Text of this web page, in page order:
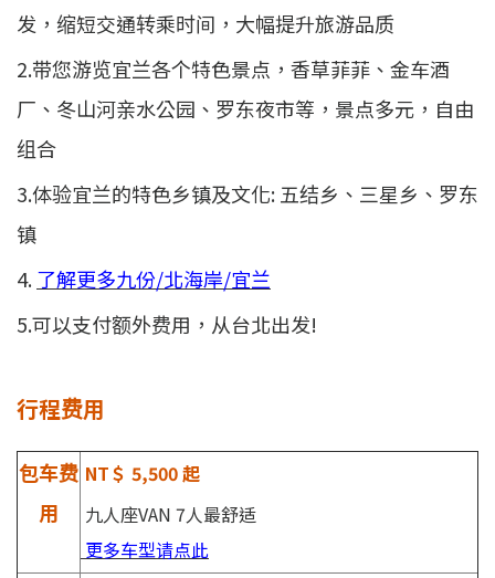
发，缩短交通转乘时间，大幅提升旅游品质
2.带您游览宜兰各个特色景点，香草菲菲、金车酒
厂、冬山河亲水公园、罗东夜市等，景点多元，自由
组合
3.体验宜兰的特色乡镇及文化: 五结乡、三星乡、罗东
镇
4.了解更多九份/北海岸/宜兰
5.可以支付额外费用，从台北出发!
行程费用
包车费
用
NT＄ 5,500 起
九人座VAN 7人最舒适
更多车型请点此